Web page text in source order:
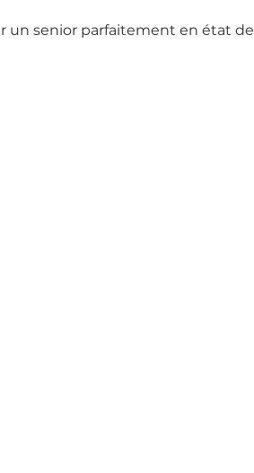
un senior parfaitement en état de